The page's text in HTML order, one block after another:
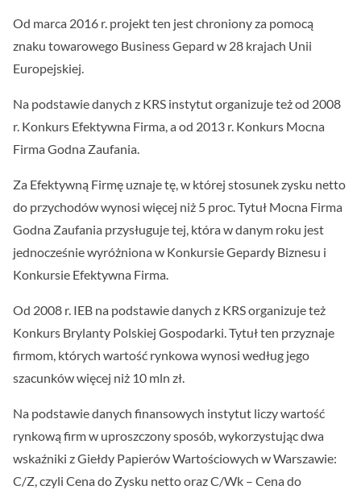
Od marca 2016 r. projekt ten jest chroniony za pomocą
znaku towarowego Business Gepard w 28 krajach Unii
Europejskiej.
Na podstawie danych z KRS instytut organizuje też od 2008
r. Konkurs Efektywna Firma, a od 2013 r. Konkurs Mocna
Firma Godna Zaufania.
Za Efektywną Firmę uznaje tę, w której stosunek zysku netto
do przychodów wynosi więcej niż 5 proc. Tytuł Mocna Firma
Godna Zaufania przysługuje tej, która w danym roku jest
jednocześnie wyróżniona w Konkursie Gepardy Biznesu i
Konkursie Efektywna Firma.
Od 2008 r. IEB na podstawie danych z KRS organizuje też
Konkurs Brylanty Polskiej Gospodarki. Tytuł ten przyznaje
firmom, których wartość rynkowa wynosi według jego
szacunków więcej niż 10 mln zł.
Na podstawie danych finansowych instytut liczy wartość
rynkową firm w uproszczony sposób, wykorzystując dwa
wskaźniki z Giełdy Papierów Wartościowych w Warszawie:
C/Z, czyli Cena do Zysku netto oraz C/Wk – Cena do